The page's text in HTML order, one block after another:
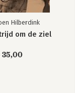
Hilberdink
om de ziel
35,00